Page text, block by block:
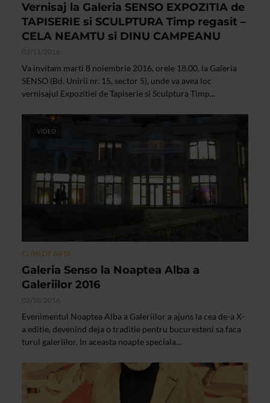
Vernisaj la Galeria SENSO EXPOZITIA de
TAPISERIE si SCULPTURA Timp regasit –
CELA NEAMTU si DINU CAMPEANU
03/11/2016
Va invitam marti 8 noiembrie 2016, orele 18.00, la Galeria
SENSO (Bd. Unirii nr. 15, sector 5), unde va avea loc
vernisajul Expozitiei de Tapiserie si Sculptura Timp...
VIDEO
CLIPA DE ARTA
Galeria Senso la Noaptea Alba a
Galeriilor 2016
02/10/2016
Evenimentul Noaptea Alba a Galeriilor a ajuns la cea de-a X-
a editie, devenind deja o traditie pentru bucuresteni sa faca
turul galeriilor. In aceasta noapte speciala...